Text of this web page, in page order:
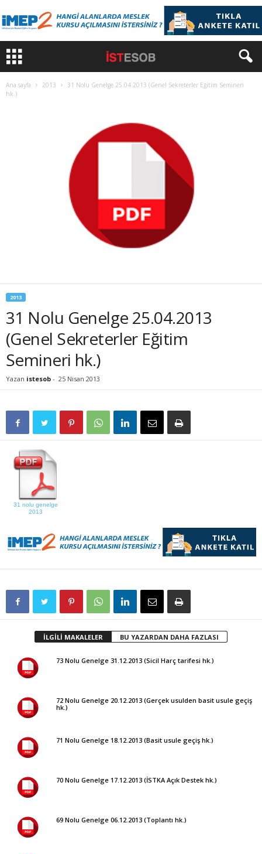
Ana sayfa 2013
31 Nolu Genelge 25.04.2013 (Genel Sekreterler Eğitim Semineri
hk.)
2013
31 Nolu Genelge 25.04.2013
(Genel Sekreterler Eğitim
Semineri hk.)
Yazan istesob - 25 Nisan 2013
31 nolu genelge
2013
İLGİLİ MAKALELER BU YAZARDAN DAHA FAZLASI
73 Nolu Genelge 31.12.2013 (Sicil Harç tarifesi hk.)
72 Nolu Genelge 20.12.2013 (Gerçek usulden basit usule geçiş
hk.)
71 Nolu Genelge 18.12.2013 (Basit usule geçiş hk.)
70 Nolu Genelge 17.12.2013 (İSTKA Açık Destek hk.)
69 Nolu Genelge 06.12.2013 (Toplantı hk.)